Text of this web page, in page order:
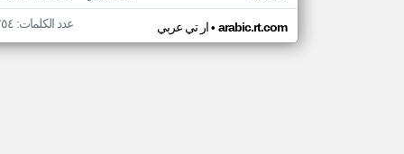
ار تي عربي• arabic.rt.com عدد الكلمات: ٢٥٤